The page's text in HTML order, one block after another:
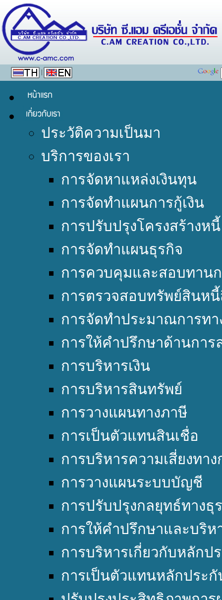
ประวัติความเป็นมา
บริการของเรา
การจัดหาแหล่งเงินทุน
การจัดทำแผนการกู้เงิน
การปรับปรุงโครงสร้างหนี้
การจัดทำแผนธุรกิจ
การควบคุมและสอบทาน
การตรวจสอบทรัพย์สินห
การจัดทำประมาณการทา
การให้คำปรึกษาด้านการ
การบริหารเงิน
การบริหารสินทรัพย์
การวางแผนทางภาษี
การเป็นตัวแทนสินเชื่อ
การบริหารความเสี่ยงทาง
การวางแผนระบบบัญชี
การปรับปรุงกลยุทธ์ทางธุ
การให้คำปรึกษาและบริ
การบริหารเกี่ยวกับหลักป
การเป็นตัวแทนหลักประกั